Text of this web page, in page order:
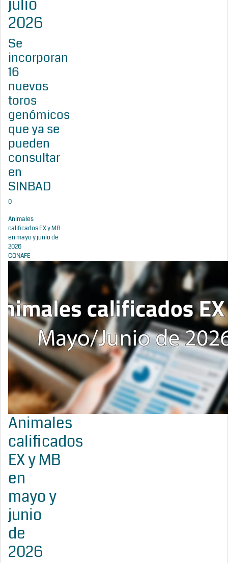
julio
2026
Se
incorporan
16
nuevos
toros
genómicos
que ya se
pueden
consultar
en
SINBAD
0
Animales
calificados EX y MB
en mayo y junio de
2026
CONAFE
Animales
calificados
EX y MB
en
mayo y
junio
de
2026